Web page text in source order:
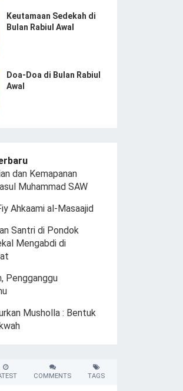
Keutamaan Sedekah di
Bulan Rabiul Awal
Doa-Doa di Bulan Rabiul
Awal
dan Kemapanan
Muhammad SAW
Ahkaami al-Masaajid
Santri di Pondok
Mengabdi di
Pengganggu
Musholla : Bentuk
COMMENTS TAGS